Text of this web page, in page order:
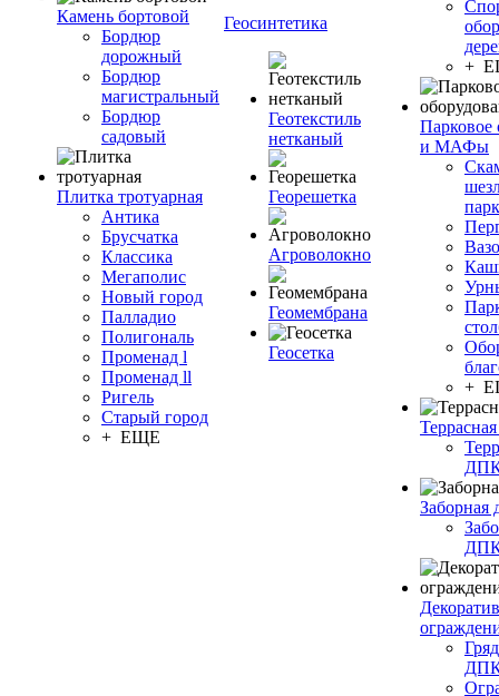
Камень бортовой
Бордюр
дорожный
Бордюр
магистральный
Бордюр
садовый
Плитка тротуарная
Антика
Брусчатка
Классика
Мегаполис
Новый город
Палладио
Полигональ
Променад l
Променад ll
Ригель
Старый город
+ ЕЩЕ
Геосинтетика
Геотекстиль
нетканый
Георешетка
Агроволокно
Геомембрана
Геосетка
+
Парковое
и МАФы
+
Заборная